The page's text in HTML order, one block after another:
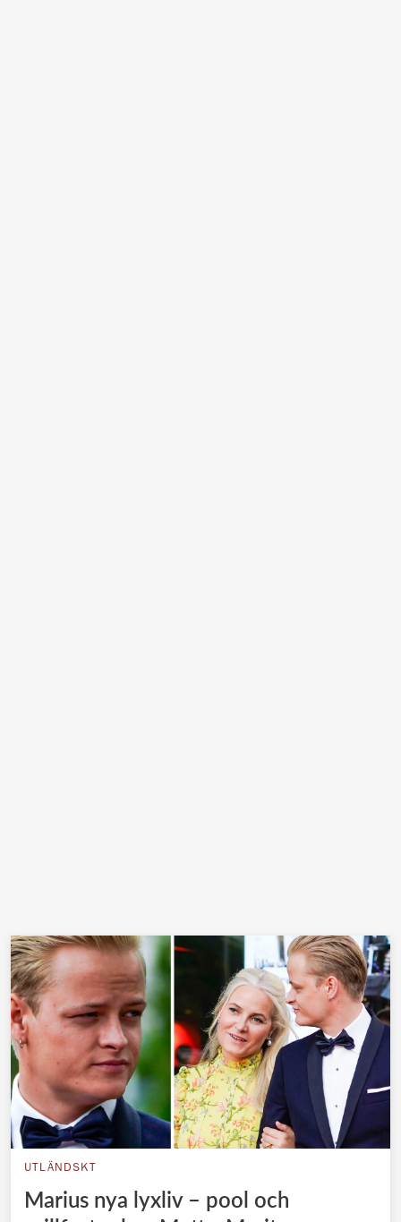
UTLÄNDSKT
Marius nya lyxliv – pool och